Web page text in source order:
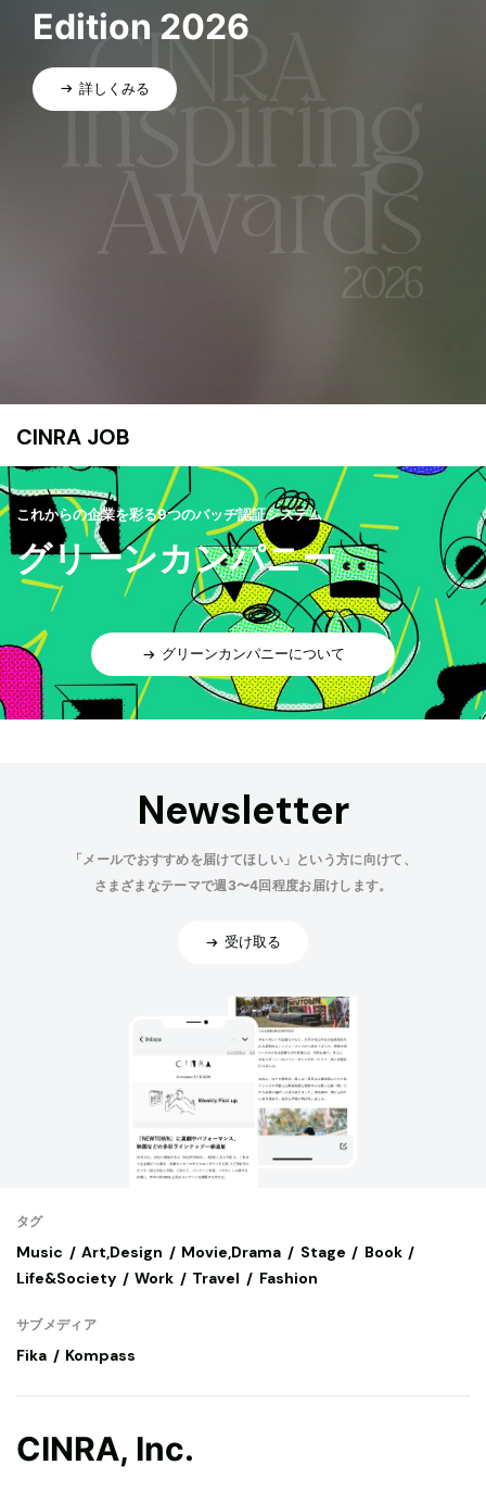
Edition 2026
詳しくみる
CINRA JOB
これからの企業を彩る9つのバッヂ認証システム
グリーンカンパニー
グリーンカンパニーについて
Newsletter
「メールでおすすめを届けてほしい」という方に向けて、
さまざまなテーマで週3〜4回程度お届けします。
受け取る
タグ
Music Art,Design Movie,Drama Stage
Book
Life&Society
Work Travel Fashion
サブメディア
Fika Kompass
CINRA, Inc.